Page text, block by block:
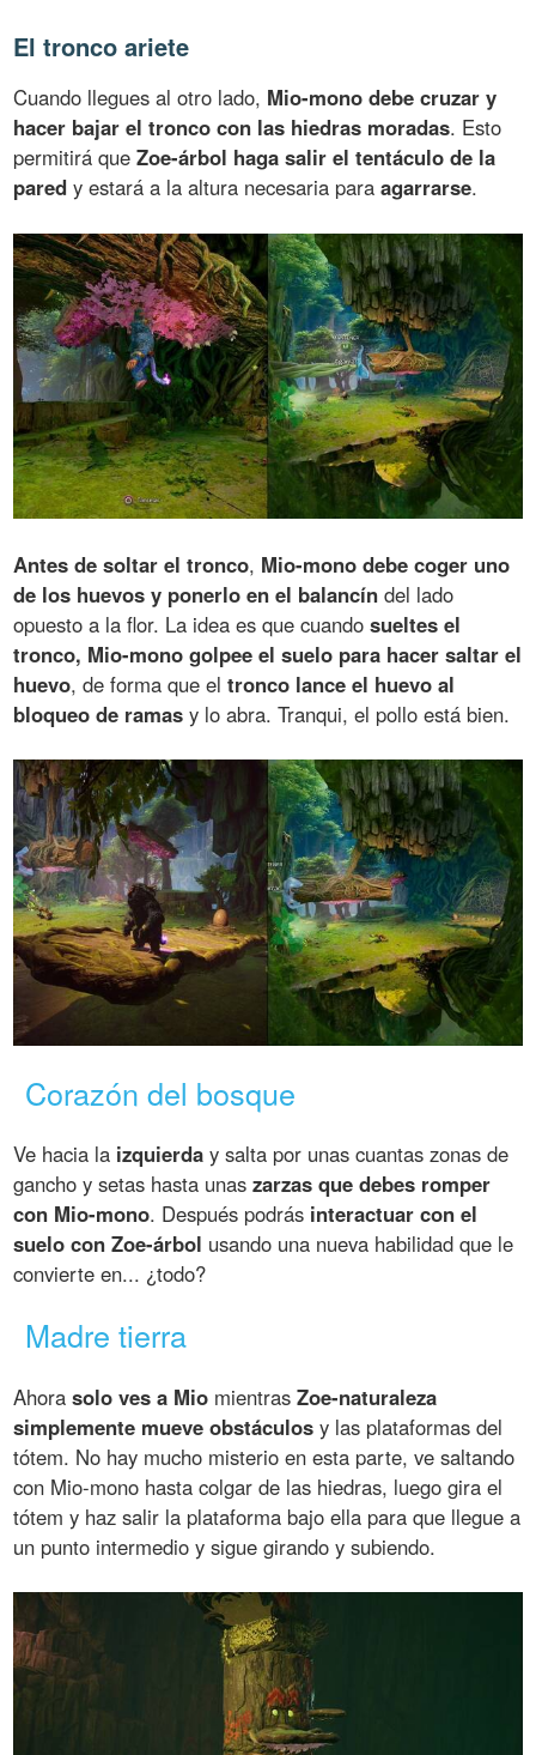
El tronco ariete
Cuando llegues al otro lado, Mio-mono debe cruzar y
hacer bajar el tronco con las hiedras moradas. Esto
permitirá queZoe-árbol haga salir el tentáculo de la
pared y estará a la altura necesaria paraagarrarse.
Antes de soltar el tronco, Mio-mono debe coger uno
de los huevos y ponerlo en el balancín del lado
opuesto a la flor. La idea es que cuandosueltes el
tronco, Mio-mono golpee el suelo para hacer saltar el
huevo, de forma que eltronco lance el huevo al
bloqueo de ramas y lo abra. Tranqui, el pollo está bien.
Corazón del bosque
Ve hacia la izquierda y salta por unas cuantas zonas de
gancho y setas hasta unaszarzas que debes romper
con Mio-mono. Después podrás interactuar con el
suelo con Zoe-árbol usando una nueva habilidad que le
convierte en... ¿todo?
Madre tierra
Ahorasolo ves a Mio mientrasZoe-naturaleza
simplemente mueve obstáculos y las plataformas del
tótem. No hay mucho misterio en esta parte, ve saltando
con Mio-mono hasta colgar de las hiedras, luego gira el
tótem y haz salir la plataforma bajo ella para que llegue a
un punto intermedio y sigue girando y subiendo.